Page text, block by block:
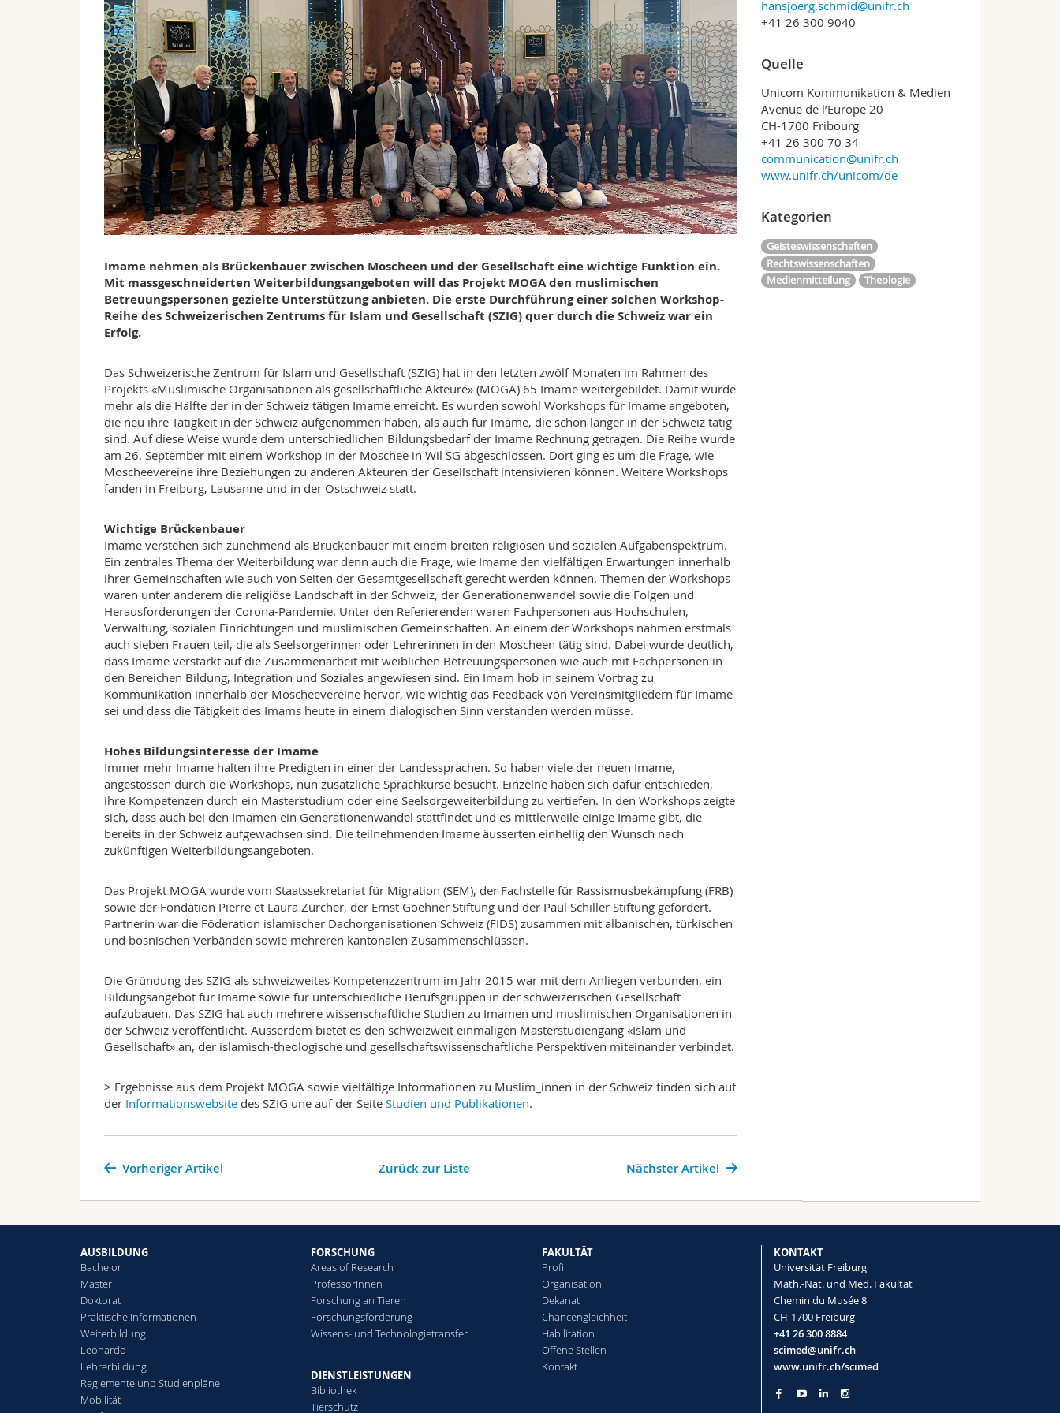
Imame nehmen als Brückenbauer zwischen Moscheen und der Gesellschaft eine wichtige Funktion ein.
Mit massgeschneiderten Weiterbildungsangeboten will das Projekt MOGA den muslimischen
Betreuungspersonen gezielte Unterstützung anbieten. Die erste Durchführung einer solchen Workshop-
Reihe des Schweizerischen Zentrums für Islam und Gesellschaft (SZIG) quer durch die Schweiz war ein
Erfolg.
Das Schweizerische Zentrum für Islam und Gesellschaft (SZIG) hat in den letzten zwölf Monaten im Rahmen des
Projekts «Muslimische Organisationen als gesellschaftliche Akteure» (MOGA) 65 Imame weitergebildet. Damit wurde
mehr als die Hälfte der in der Schweiz tätigen Imame erreicht. Es wurden sowohl Workshops für Imame angeboten,
die neu ihre Tätigkeit in der Schweiz aufgenommen haben, als auch für Imame, die schon länger in der Schweiz tätig
sind. Auf diese Weise wurde dem unterschiedlichen Bildungsbedarf der Imame Rechnung getragen. Die Reihe wurde
am 26. September mit einem Workshop in der Moschee in Wil SG abgeschlossen. Dort ging es um die Frage, wie
Moscheevereine ihre Beziehungen zu anderen Akteuren der Gesellschaft intensivieren können. Weitere Workshops
fanden in Freiburg, Lausanne und in der Ostschweiz statt.
Wichtige Brückenbauer
Imame verstehen sich zunehmend als Brückenbauer mit einem breiten religiösen und sozialen Aufgabenspektrum.
Ein zentrales Thema der Weiterbildung war denn auch die Frage, wie Imame den vielfältigen Erwartungen innerhalb
ihrer Gemeinschaften wie auch von Seiten der Gesamtgesellschaft gerecht werden können. Themen der Workshops
waren unter anderem die religiöse Landschaft in der Schweiz, der Generationenwandel sowie die Folgen und
Herausforderungen der Corona-Pandemie. Unter den Referierenden waren Fachpersonen aus Hochschulen,
Verwaltung, sozialen Einrichtungen und muslimischen Gemeinschaften. An einem der Workshops nahmen erstmals
auch sieben Frauen teil, die als Seelsorgerinnen oder Lehrerinnen in den Moscheen tätig sind. Dabei wurde deutlich,
dass Imame verstärkt auf die Zusammenarbeit mit weiblichen Betreuungspersonen wie auch mit Fachpersonen in
den Bereichen Bildung, Integration und Soziales angewiesen sind. Ein Imam hob in seinem Vortrag zu
Kommunikation innerhalb der Moscheevereine hervor, wie wichtig das Feedback von Vereinsmitgliedern für Imame
sei und dass die Tätigkeit des Imams heute in einem dialogischen Sinn verstanden werden müsse.
Hohes Bildungsinteresse der Imame
Immer mehr Imame halten ihre Predigten in einer der Landessprachen. So haben viele der neuen Imame,
angestossen durch die Workshops, nun zusätzliche Sprachkurse besucht. Einzelne haben sich dafür entschieden,
ihre Kompetenzen durch ein Masterstudium oder eine Seelsorgeweiterbildung zu vertiefen. In den Workshops zeigte
sich, dass auch bei den Imamen ein Generationenwandel stattfindet und es mittlerweile einige Imame gibt, die
bereits in der Schweiz aufgewachsen sind. Die teilnehmenden Imame äusserten einhellig den Wunsch nach
zukünftigen Weiterbildungsangeboten.
Das Projekt MOGA wurde vom Staatssekretariat für Migration (SEM), der Fachstelle für Rassismusbekämpfung (FRB)
sowie der Fondation Pierre et Laura Zurcher, der Ernst Goehner Stiftung und der Paul Schiller Stiftung gefördert.
Partnerin war die Föderation islamischer Dachorganisationen Schweiz (FIDS) zusammen mit albanischen, türkischen
und bosnischen Verbänden sowie mehreren kantonalen Zusammenschlüssen.
Die Gründung des SZIG als schweizweites Kompetenzzentrum im Jahr 2015 war mit dem Anliegen verbunden, ein
Bildungsangebot für Imame sowie für unterschiedliche Berufsgruppen in der schweizerischen Gesellschaft
aufzubauen. Das SZIG hat auch mehrere wissenschaftliche Studien zu Imamen und muslimischen Organisationen in
der Schweiz veröffentlicht. Ausserdem bietet es den schweizweit einmaligen Masterstudiengang «Islam und
Gesellschaft» an, der islamisch-theologische und gesellschaftswissenschaftliche Perspektiven miteinander verbindet.
> Ergebnisse aus dem Projekt MOGA sowie vielfältige Informationen zu Muslim_innen in der Schweiz finden sich auf
der Informationswebsite des SZIG une auf der Seite Studien und Publikationen.
Nächster Artikel
Vorheriger Artikel Zurück zur Liste
hansjoerg.schmid@unifr.ch
+41 26 300 9040
Quelle
Unicom Kommunikation & Medien
Avenue de l’Europe 20
CH-1700 Fribourg
+41 26 300 70 34
communication@unifr.ch
www.unifr.ch/unicom/de
Kategorien
Geisteswissenschaften
Rechtswissenschaften
Medienmitteilung
Theologie
AUSBILDUNG
Bachelor
Master
Doktorat
Praktische Informationen
Weiterbildung
Leonardo
Lehrerbildung
Reglemente und Studienpläne
Mobilität
FORSCHUNG
Areas of Research
ProfessorInnen
Forschung an Tieren
Forschungsförderung
Wissens- und Technologietransfer
DIENSTLEISTUNGEN
Bibliothek
Tierschutz
FAKULTÄT
Profil
Organisation
Dekanat
Chancengleichheit
Habilitation
Offene Stellen
Kontakt
KONTAKT
Universität Freiburg
Math.-Nat. und Med. Fakultät
Chemin du Musée 8
CH-1700 Freiburg
+41 26 300 8884
scimed@unifr.ch
www.unifr.ch/scimed